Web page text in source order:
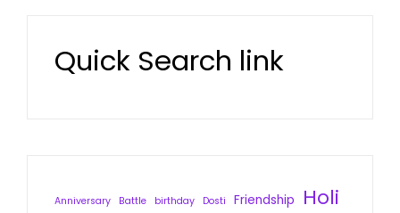
Quick Search link
Anniversary Battle birthday Dosti Friendship
Holi